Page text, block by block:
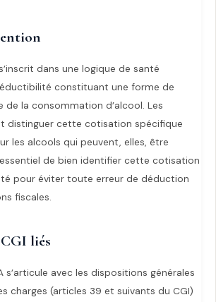
dans une logique de santé
constituant une forme de
de la consommation d’alcool. Les
distinguer cette cotisation spécifique
les alcools qui peuvent, elles, être
de bien identifier cette cotisation
pour éviter toute erreur de déduction
fiscales.
liés
s’articule avec les dispositions générales
charges (articles 39 et suivants du CGI)